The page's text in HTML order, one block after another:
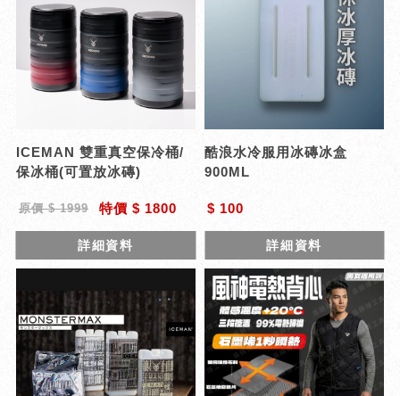
ICEMAN 雙重真空保冷桶/
保冰桶(可置放冰磚)
原價 $ 1999 特價 $ 1800
詳細資料
酷浪水冷服用冰磚冰盒
900ML
$ 100
詳細資料